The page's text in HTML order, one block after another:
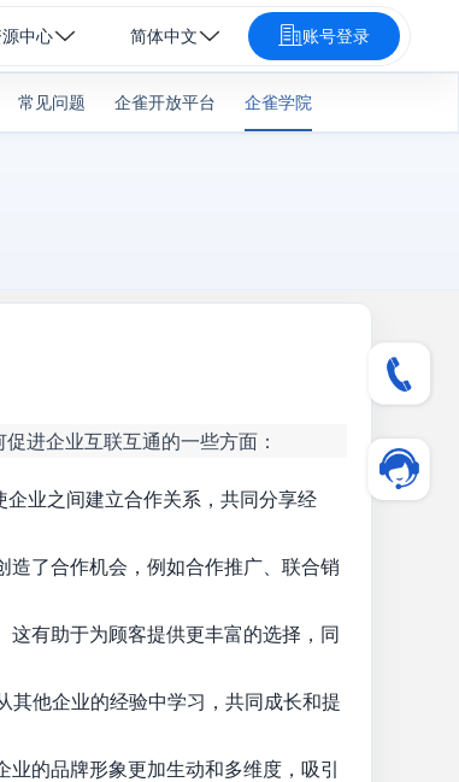
源中心 简体中文 账号登录
常见问题 企雀开放平台 企雀学院
进企业互联互通的一些方面：
业之间建立合作关系，共同分享经
了合作机会，例如合作推广、联合销
有助于为顾客提供更丰富的选择，同
其他企业的经验中学习，共同成长和提
的品牌形象更加生动和多维度，吸引